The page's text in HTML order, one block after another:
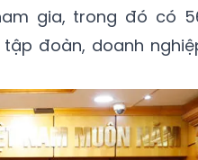
gia, trong đó có
đoàn, doanh